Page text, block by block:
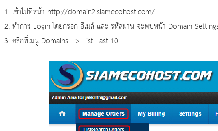
1. เข้าไปที่หน้า http://domain2.siamecohost.com/
2. ทำการ Login โดยกรอก อีเมล์ และ รหัสผ่าน จะพบหน้า Domain
3. คลิกที่เมนู Domains --> List Last 10